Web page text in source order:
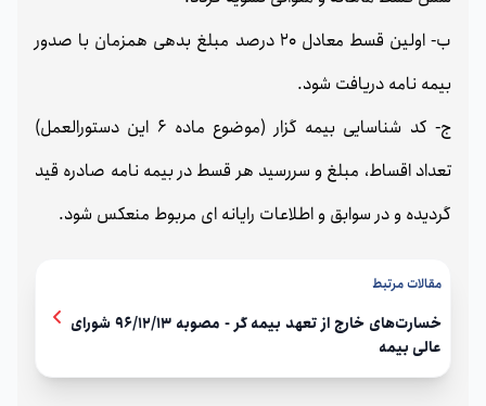
ب- اولین قسط معادل 20 درصد مبلغ بدهی همزمان با صدور
بیمه نامه دریافت شود.
ج- کد شناسایی بیمه گزار (موضوع ماده 6 این دستورالعمل)
تعداد اقساط، مبلغ و سررسید هر قسط در بیمه نامه صادره قید
گردیده و در سوابق و اطلاعات رایانه ای مربوط منعکس شود.
مقالات مرتبط
خسارت‌های خارج از تعهد بیمه گر - مصوبه 96/12/13 شورای
عالی بیمه